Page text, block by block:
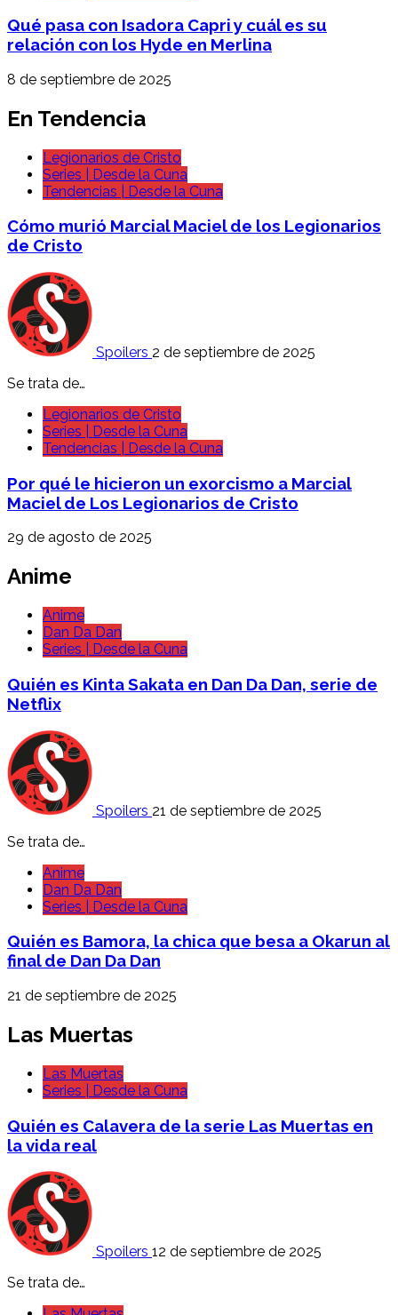
Qué pasa con Isadora Capri y cuál es su
relación con los Hyde en Merlina
8 de septiembre de 2025
En Tendencia
Legionarios de Cristo
Series | Desde la Cuna
Tendencias | Desde la Cuna
Cómo murió Marcial Maciel de los Legionarios
de Cristo
Spoilers 2 de septiembre de 2025
Se trata de…
Legionarios de Cristo
Series | Desde la Cuna
Tendencias | Desde la Cuna
Por qué le hicieron un exorcismo a Marcial
Maciel de Los Legionarios de Cristo
29 de agosto de 2025
Anime
Anime
Dan Da Dan
Series | Desde la Cuna
Quién es Kinta Sakata en Dan Da Dan, serie de
Netflix
Spoilers 21 de septiembre de 2025
Se trata de…
Anime
Dan Da Dan
Series | Desde la Cuna
Quién es Bamora, la chica que besa a Okarun al
final de Dan Da Dan
21 de septiembre de 2025
Las Muertas
Las Muertas
Series | Desde la Cuna
Quién es Calavera de la serie Las Muertas en
la vida real
Spoilers 12 de septiembre de 2025
Se trata de…